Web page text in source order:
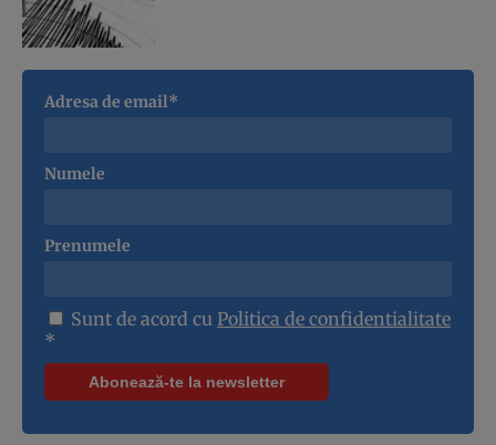
Adresa de email*
Numele
Prenumele
Sunt de acord cu Politica de confidentialitate
*